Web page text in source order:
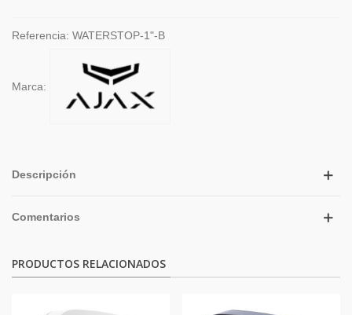
Referencia: WATERSTOP-1"-B
Marca:
Descripción
Comentarios
PRODUCTOS RELACIONADOS